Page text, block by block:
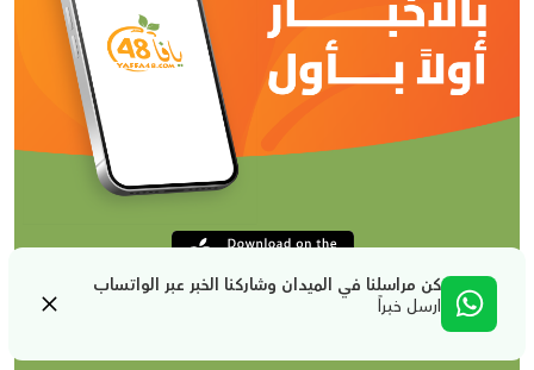
كن مراسلنا في الميدان وشاركنا الخبر عبر الواتساب
ارسل خبراً